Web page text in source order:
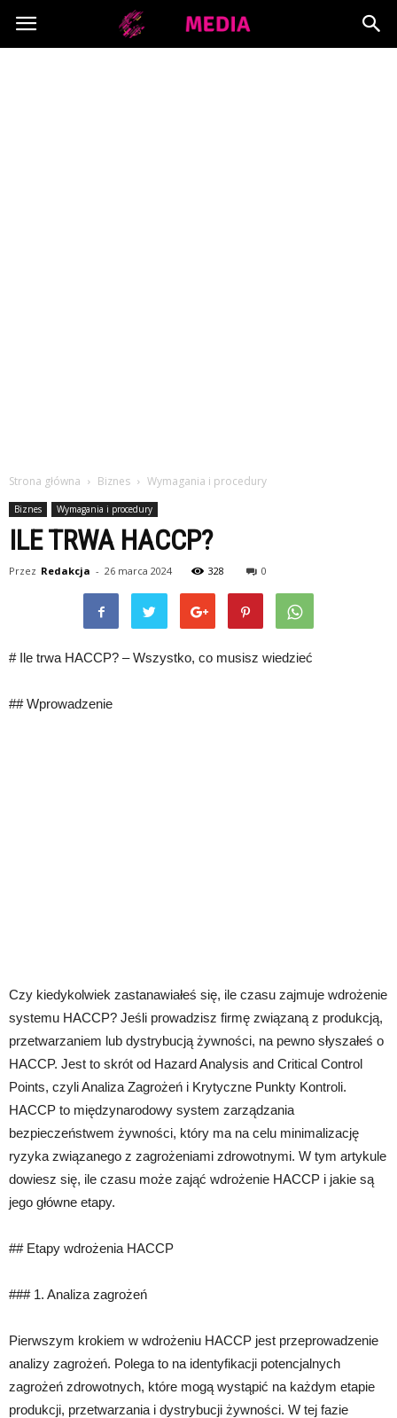
Copymedia.pl
Strona główna Biznes Wymagania i procedury
Biznes Wymagania i procedury
ILE TRWA HACCP?
Przez Redakcja - 26 marca 2024 328 0
# Ile trwa HACCP? – Wszystko, co musisz wiedzieć
## Wprowadzenie
Czy kiedykolwiek zastanawiałeś się, ile czasu zajmuje wdrożenie
systemu HACCP? Jeśli prowadzisz firmę związaną z produkcją,
przetwarzaniem lub dystrybucją żywności, na pewno słyszałeś o
HACCP. Jest to skrót od Hazard Analysis and Critical Control
Points, czyli Analiza Zagrożeń i Krytyczne Punkty Kontroli.
HACCP to międzynarodowy system zarządzania
bezpieczeństwem żywności, który ma na celu minimalizację
ryzyka związanego z zagrożeniami zdrowotnymi. W tym artykule
dowiesz się, ile czasu może zająć wdrożenie HACCP i jakie są
jego główne etapy.
## Etapy wdrożenia HACCP
### 1. Analiza zagrożeń
Pierwszym krokiem w wdrożeniu HACCP jest przeprowadzenie
analizy zagrożeń. Polega to na identyfikacji potencjalnych
zagrożeń zdrowotnych, które mogą wystąpić na każdym etapie
produkcji, przetwarzania i dystrybucji żywności. W tej fazie